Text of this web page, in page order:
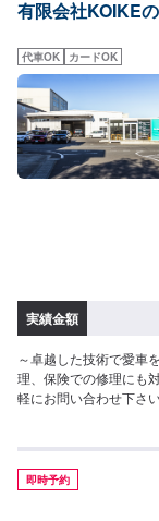
有限会社KOIKE
代車OK カードOK
実績金額
～卓越した技術で愛車
理、保険での修理にも
軽にお問い合わせ下さ
種多様な自動車を骨格(
SERIE100の両方を所
と最新設備を揃え完成
即時予約